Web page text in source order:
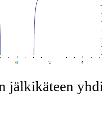
jälkikäteen